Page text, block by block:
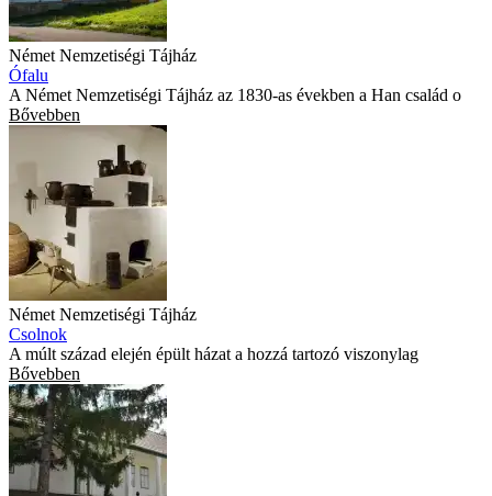
Német Nemzetiségi Tájház
Ófalu
A Német Nemzetiségi Tájház az 1830-as években a Han család o
Bővebben
Német Nemzetiségi Tájház
Csolnok
A múlt század elején épült házat a hozzá tartozó viszonylag
Bővebben